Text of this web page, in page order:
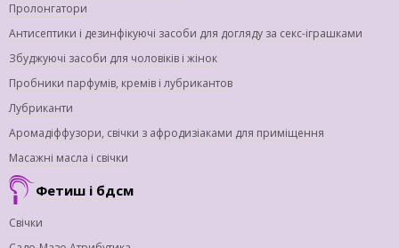
Пролонгатори
Антисептики і дезинфікуючі засоби для догляду за секс-іграшками
Збуджуючі засоби для чоловіків і жінок
Пробники парфумів, кремів і лубрикантов
Лубриканти
Аромадіффузори, свічки з афродизіаками для приміщення
Масажні масла і свічки
Фетиш і бдсм
Свічки